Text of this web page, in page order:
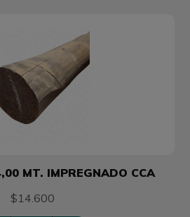
MT. IMPREGNADO CCA
$14.600